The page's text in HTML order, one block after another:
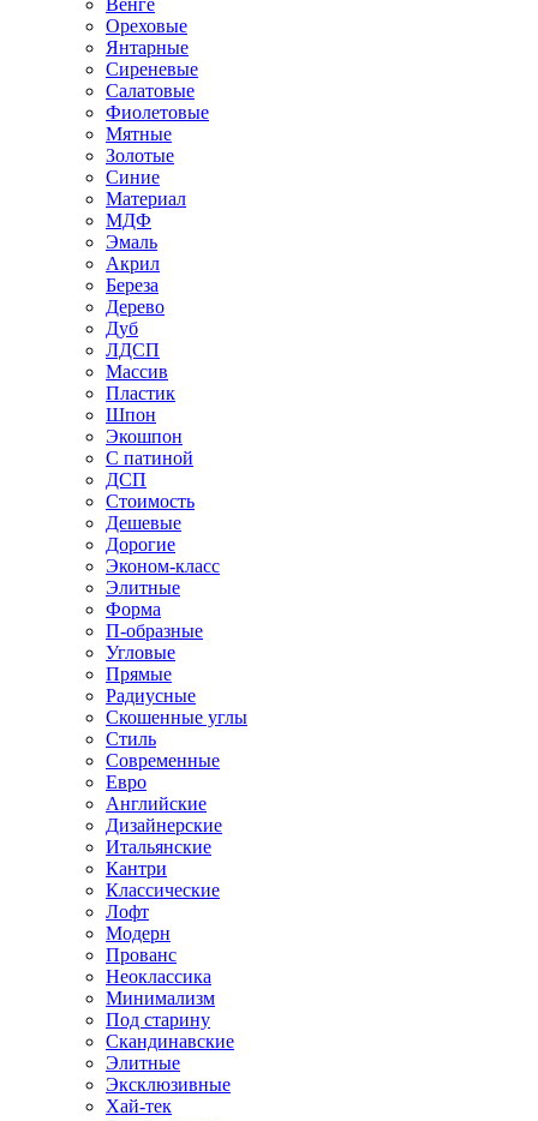
Венге
Ореховые
Янтарные
Сиреневые
Салатовые
Фиолетовые
Мятные
Золотые
Синие
Материал
МДФ
Эмаль
Акрил
Береза
Дерево
Дуб
ЛДСП
Массив
Пластик
Шпон
Экошпон
С патиной
ДСП
Стоимость
Дешевые
Дорогие
Эконом-класс
Элитные
Форма
П-образные
Угловые
Прямые
Радиусные
Скошенные углы
Стиль
Современные
Евро
Английские
Дизайнерские
Итальянские
Кантри
Классические
Лофт
Модерн
Прованс
Неоклассика
Минимализм
Под старину
Скандинавские
Элитные
Эксклюзивные
Хай-тек